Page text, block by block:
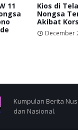
11
Kios di
Nongsa
Akibat
December
Kumpulan Berita
dan Nasional.